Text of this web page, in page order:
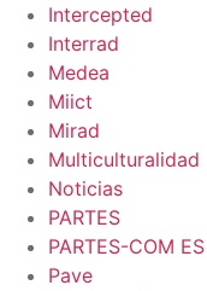
Intercepted
Interrad
Medea
Miict
Mirad
Multiculturalidad
Noticias
PARTES
PARTES-COM ES
Pave